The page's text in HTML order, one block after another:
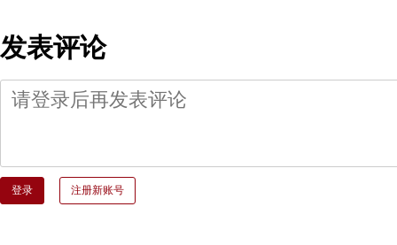
发表评论
登录 注册新账号